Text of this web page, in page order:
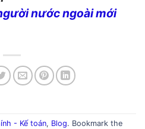
nước ngoài mới
- Kế toán, Blog. Bookmark the